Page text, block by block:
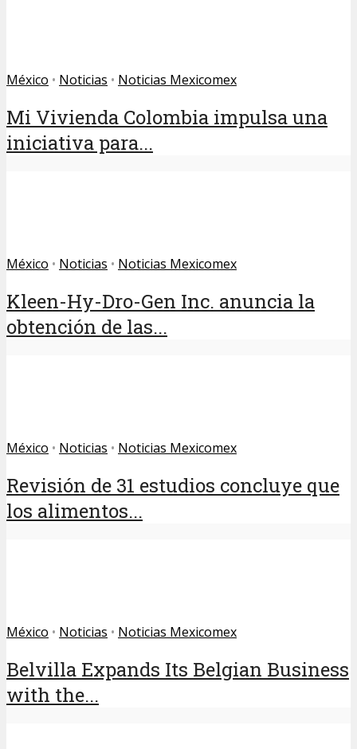
México • Noticias • Noticias Mexicomex
Mi Vivienda Colombia impulsa una
iniciativa para...
México • Noticias • Noticias Mexicomex
Kleen-Hy-Dro-Gen Inc. anuncia la
obtención de las...
México • Noticias • Noticias Mexicomex
Revisión de 31 estudios concluye que
los alimentos...
México • Noticias • Noticias Mexicomex
Belvilla Expands Its Belgian Business
with the...